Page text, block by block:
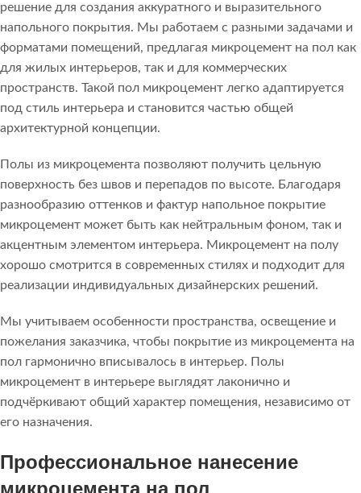
решение для создания аккуратного и выразительного
напольного покрытия. Мы работаем с разными задачами и
форматами помещений, предлагая микроцемент на пол как
для жилых интерьеров, так и для коммерческих
пространств. Такой пол микроцемент легко адаптируется
под стиль интерьера и становится частью общей
архитектурной концепции.
Полы из микроцемента позволяют получить цельную
поверхность без швов и перепадов по высоте. Благодаря
разнообразию оттенков и фактур напольное покрытие
микроцемент может быть как нейтральным фоном, так и
акцентным элементом интерьера. Микроцемент на полу
хорошо смотрится в современных стилях и подходит для
реализации индивидуальных дизайнерских решений.
Мы учитываем особенности пространства, освещение и
пожелания заказчика, чтобы покрытие из микроцемента на
пол гармонично вписывалось в интерьер. Полы
микроцемент в интерьере выглядят лаконично и
подчёркивают общий характер помещения, независимо от
его назначения.
Профессиональное нанесение